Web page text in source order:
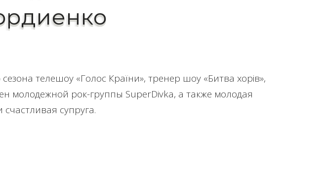
телешоу «Голос Країни», тренер шоу «Битва хорів»,
молодежной рок-группы SuperDivka, а также молодая
супруга.